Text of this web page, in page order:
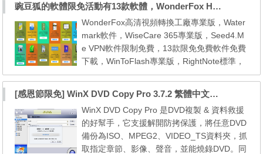
C for out-of-date drivers and updates them f
or you. It can scan automatically when you l
aunch a program or when you connect a de
vic...
豌豆狐的軟體限免活動有13款軟體，WonderFox HD Video Converter Factory Pro、 Watermark Software、WiseCare 365 Pro、Seed4.Me VPN、WinToFlash Professional、RightNote Standard、ONLYOFFICE Cloud Office、Epubor Ultimate、Folder Marker Home 、Clipà.Vu、Preloaders、Animiz Professional 以及 DoYourData Uninstaller Pro。
WonderFox高清視頻轉換工廠專業版，Water
mark軟件，WiseCare 365專業版，Seed4.M
e VPN軟件限制免費，13款限免免費軟件免費
下載，WinToFlash專業版，RightNote標準，
ONLYOFFICE雲辦公室，Epubor旗艦版，文
專業以及DoYourData卸載專業版。 活動截止
時間：11月29日 活動頁面：http://www.video
converterfactory.com/thanksgiving/index-tw-
hk.html ===============...
[感恩節限免] WinX DVD Copy Pro 3.7.2 繁體中文版，DVD複製、資料救援的好幫手
WinX DVD Copy Pro 是DVD複製 & 資料救援
的好幫手，它支援解開防拷保護，將任意DVD
備份為ISO、MPEG2、VIDEO_TS資料夾，抓
取指定章節、影像、聲音，並能燒錄DVD。同